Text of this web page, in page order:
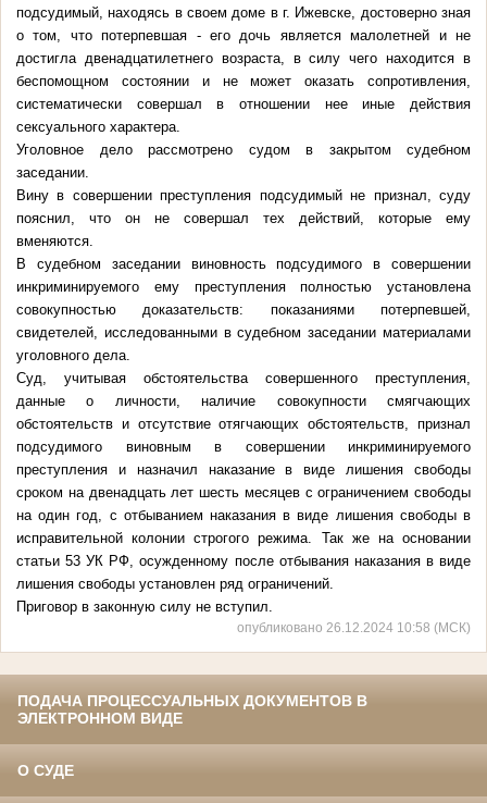
подсудимый, находясь в своем доме в г. Ижевске, достоверно зная
о том, что потерпевшая - его дочь является малолетней и не
достигла двенадцатилетнего возраста, в силу чего находится в
беспомощном состоянии и не может оказать сопротивления,
систематически совершал в отношении нее иные действия
сексуального характера.
Уголовное дело рассмотрено судом в закрытом судебном
заседании.
Вину в совершении преступления подсудимый не признал, суду
пояснил, что он не совершал тех действий, которые ему
вменяются.
В судебном заседании виновность подсудимого в совершении
инкриминируемого ему преступления полностью установлена
совокупностью доказательств: показаниями потерпевшей,
свидетелей, исследованными в судебном заседании материалами
уголовного дела.
Суд, учитывая обстоятельства совершенного преступления,
данные о личности, наличие совокупности смягчающих
обстоятельств и отсутствие отягчающих обстоятельств, признал
подсудимого виновным в совершении инкриминируемого
преступления и назначил наказание в виде лишения свободы
сроком на двенадцать лет шесть месяцев с ограничением свободы
на один год, с отбыванием наказания в виде лишения свободы в
исправительной колонии строгого режима. Так же на основании
статьи 53 УК РФ, осужденному после отбывания наказания в виде
лишения свободы установлен ряд ограничений.
Приговор в законную силу не вступил.
опубликовано 26.12.2024 10:58 (МСК)
ПОДАЧА ПРОЦЕССУАЛЬНЫХ ДОКУМЕНТОВ В
ЭЛЕКТРОННОМ ВИДЕ
О СУДЕ